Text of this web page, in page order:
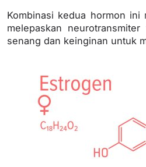
Kombinasi kedua hormon ini
melepaskan
senang dan keinginan untuk